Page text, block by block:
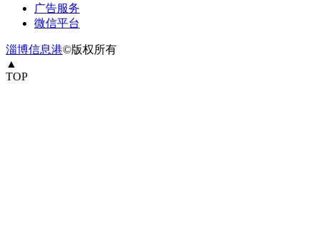
广告服务
微信平台
淄博信息港©版权所有
▲
TOP